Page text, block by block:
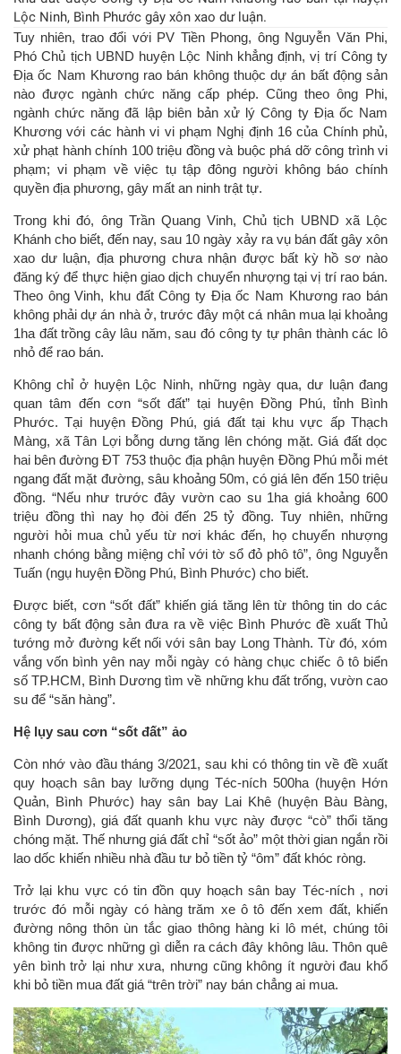
Lộc Ninh, Bình Phước gây xôn xao dư luận.
Tuy nhiên, trao đổi với PV Tiền Phong, ông Nguyễn Văn Phi,
Phó Chủ tịch UBND huyện Lộc Ninh khẳng định, vị trí Công ty
Địa ốc Nam Khương rao bán không thuộc dự án bất động sản
nào được ngành chức năng cấp phép. Cũng theo ông Phi,
ngành chức năng đã lập biên bản xử lý Công ty Địa ốc Nam
Khương với các hành vi vi phạm Nghị định 16 của Chính phủ,
xử phạt hành chính 100 triệu đồng và buộc phá dỡ công trình vi
phạm; vi phạm về việc tụ tập đông người không báo chính
quyền địa phương, gây mất an ninh trật tự.
Trong khi đó, ông Trần Quang Vinh, Chủ tịch UBND xã Lộc
Khánh cho biết, đến nay, sau 10 ngày xảy ra vụ bán đất gây xôn
xao dư luận, địa phương chưa nhận được bất kỳ hồ sơ nào
đăng ký để thực hiện giao dịch chuyển nhượng tại vị trí rao bán.
Theo ông Vinh, khu đất Công ty Địa ốc Nam Khương rao bán
không phải dự án nhà ở, trước đây một cá nhân mua lại khoảng
1ha đất trồng cây lâu năm, sau đó công ty tự phân thành các lô
nhỏ để rao bán.
Không chỉ ở huyện Lộc Ninh, những ngày qua, dư luận đang
quan tâm đến cơn “sốt đất” tại huyện Đồng Phú, tỉnh Bình
Phước. Tại huyện Đồng Phú, giá đất tại khu vực ấp Thạch
Màng, xã Tân Lợi bỗng dưng tăng lên chóng mặt. Giá đất dọc
hai bên đường ĐT 753 thuộc địa phận huyện Đồng Phú mỗi mét
ngang đất mặt đường, sâu khoảng 50m, có giá lên đến 150 triệu
đồng. “Nếu như trước đây vườn cao su 1ha giá khoảng 600
triệu đồng thì nay họ đòi đến 25 tỷ đồng. Tuy nhiên, những
người hỏi mua chủ yếu từ nơi khác đến, họ chuyển nhượng
nhanh chóng bằng miệng chỉ với tờ sổ đỏ phô tô”, ông Nguyễn
Tuấn (ngụ huyện Đồng Phú, Bình Phước) cho biết.
Được biết, cơn “sốt đất” khiến giá tăng lên từ thông tin do các
công ty bất động sản đưa ra về việc Bình Phước đề xuất Thủ
tướng mở đường kết nối với sân bay Long Thành. Từ đó, xóm
vắng vốn bình yên nay mỗi ngày có hàng chục chiếc ô tô biển
số TP.HCM, Bình Dương tìm về những khu đất trống, vườn cao
su để “săn hàng”.
Hệ lụy sau cơn “sốt đất” ảo
Còn nhớ vào đầu tháng 3/2021, sau khi có thông tin về đề xuất
quy hoạch sân bay lưỡng dụng Téc-ních 500ha (huyện Hớn
Quản, Bình Phước) hay sân bay Lai Khê (huyện Bàu Bàng,
Bình Dương), giá đất quanh khu vực này được “cò” thổi tăng
chóng mặt. Thế nhưng giá đất chỉ “sốt ảo” một thời gian ngắn rồi
lao dốc khiến nhiều nhà đầu tư bỏ tiền tỷ “ôm” đất khóc ròng.
Trở lại khu vực có tin đồn quy hoạch sân bay Téc-ních , nơi
trước đó mỗi ngày có hàng trăm xe ô tô đến xem đất, khiến
đường nông thôn ùn tắc giao thông hàng ki lô mét, chúng tôi
không tin được những gì diễn ra cách đây không lâu. Thôn quê
yên bình trở lại như xưa, nhưng cũng không ít người đau khổ
khi bỏ tiền mua đất giá “trên trời” nay bán chẳng ai mua.